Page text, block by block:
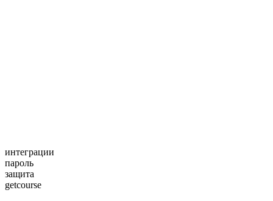
интеграции
пароль
защита
getcourse